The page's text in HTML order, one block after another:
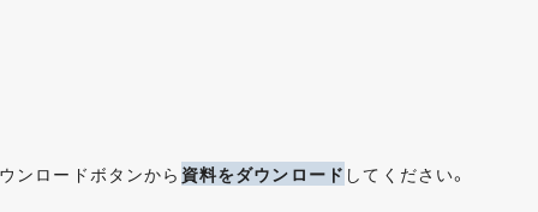
ンロードボタンから 資料をダウンロード してください。